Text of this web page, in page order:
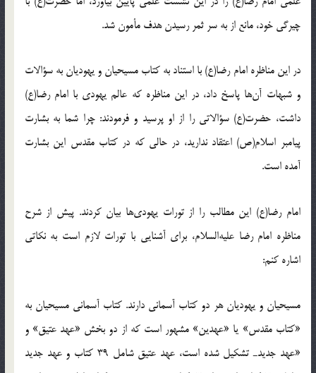
چیرگی خود، مانع از به سر ثمر رسیدن هدف مأمون شد.
در این مناظره امام رضا(ع) با استناد به کتاب مسیحیان و یهودیان به سؤالات
و شبهات آن‌ها پاسخ داد، در این مناظره‌ که عالم یهودی با امام رضا(ع)
داشت، حضرت(ع) سؤالاتی را از او ‌پرسید و فرمودند: چرا شما به بشارت
پیامبر اسلام(ص) اعتقاد ندارید، در حالی که در کتاب مقدس این بشارت
آمده است.
امام رضا(ع) این مطالب را از تورات یهودی‌ها بیان کردند. پیش از شرح
مناظره امام رضا علیه‌السلام،‌ برای آشنایی با تورات لازم است به نکاتی
اشاره کنم:
مسیحیان و یهودیان هر دو کتاب آسمانی دارند. کتاب آسمانی مسیحیان به
«کتاب مقدس» یا «عهدین» مشهور است که از دو بخش «عهد عتیق» و
«عهد جدیدـ تشکیل شده است، عهد عتیق شامل 39 کتاب و عهد جدید